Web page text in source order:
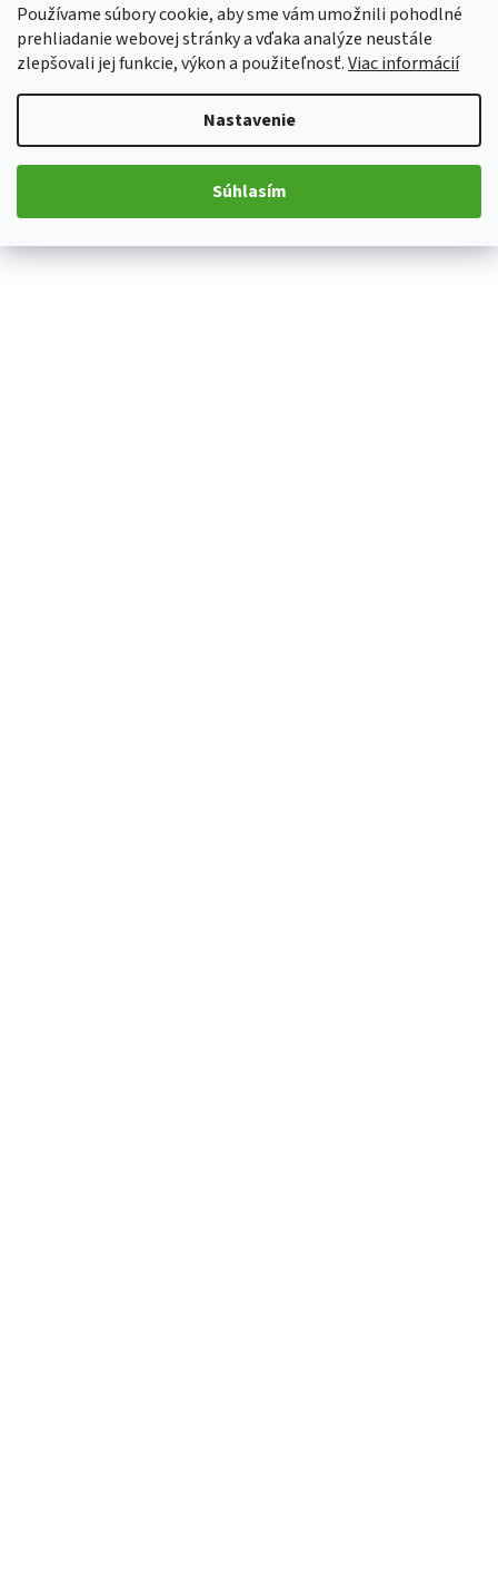
Používame súbory cookie, aby sme vám umožnili pohodlné
prehliadanie webovej stránky a vďaka analýze neustále
zlepšovali jej funkcie, výkon a použiteľnosť.Viac informácií
Nastavenie
Súhlasím